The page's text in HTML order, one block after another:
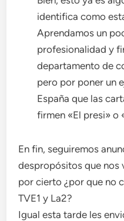
identifica como
Aprendamos un
profesionalidad y
departamento de
pero por poner un
España que las
firmen «El presi» o
En fin, seguiremos
despropósitos que nos
por cierto ¿por que no
TVE1 y La2?
Igual esta tarde les